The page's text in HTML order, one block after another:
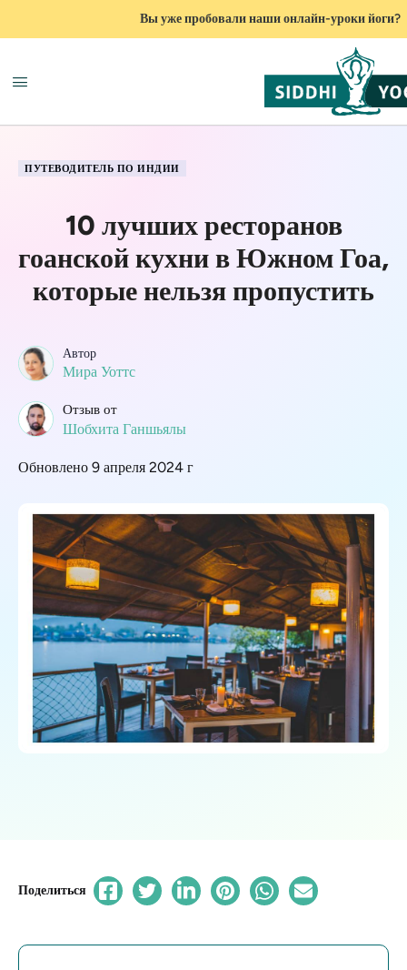
Вы уже пробовали наши онлайн-уроки йоги?
ПУТЕВОДИТЕЛЬ ПО ИНДИИ
10 лучших ресторанов
гоанской кухни в Южном Гоа,
которые нельзя пропустить
Автор
Мира Уоттс
Отзыв от
Шобхита Ганшьялы
Обновлено 9 апреля 2024 г
Поделиться